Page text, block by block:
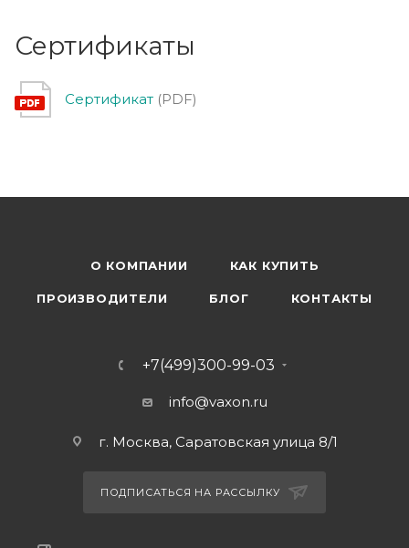
Сертификаты
Сертификат (PDF)
О КОМПАНИИ КАК КУПИТЬ
ПРОИЗВОДИТЕЛИ БЛОГ КОНТАКТЫ
+7(499)300-99-03
info@vaxon.ru
г. Москва, Саратовская улица 8/1
ПОДПИСАТЬСЯ НА РАССЫЛКУ